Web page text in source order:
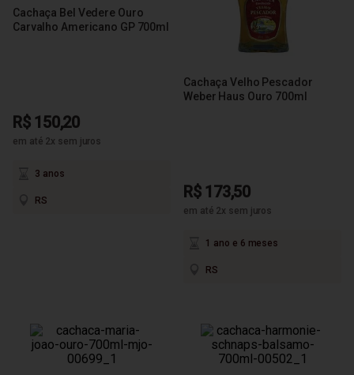
Cachaça Bel Vedere Ouro
Carvalho Americano GP 700ml
R$ 150,20
em até 2x sem juros
3 anos
RS
Cachaça Velho Pescador
Weber Haus Ouro 700ml
R$ 173,50
em até 2x sem juros
1 ano e 6 meses
RS